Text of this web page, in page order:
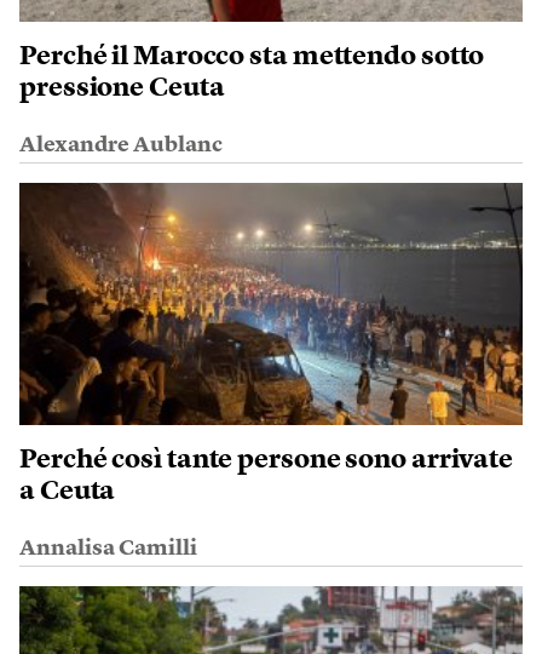
Perché il Marocco sta mettendo sotto
pressione Ceuta
Alexandre Aublanc
Perché così tante persone sono arrivate
a Ceuta
Annalisa Camilli